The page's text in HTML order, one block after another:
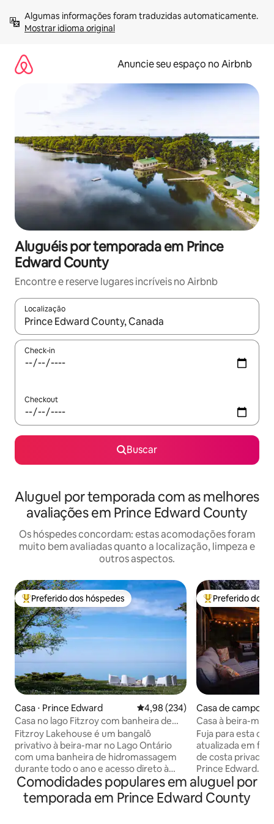
para
Mostrar idioma original
Anuncie seu espaço no Airbnb
Aluguéis por temporada em Prince
Edward County
Encontre e reserve lugares incríveis no Airbnb
Localização
Quando os resultados estiverem disponíveis, explore-os
Check-in
Checkout
Buscar
Aluguel por temporada com as melhores
avaliações em Prince Edward County
Os hóspedes concordam: estas acomodações foram
muito bem avaliadas quanto a localização, limpeza e
outros aspectos.
Entre os melhores preferidos dos hóspedes
Preferido dos hóspedes
Casa ⋅ Prince Edward 4,98 de uma avaliação média de
4,98 (234)
Casa no lago Fitzroy com banheira de
hidromassagem à beira-mar
Fitzroy Lakehouse é um bangalô
privativo à beira-mar no Lago Ontário
com uma banheira de hidromassagem
durante todo o ano e acesso direto à
água. Desfrute de vistas para o lago a
partir da área de estar principal e do
quarto principal, além de uma praia
Entre os
Preferido dos
Casa de campo ⋅
ard
Casa à beira-mar
c/SAUNA e
Fuja para esta
atualizada em
de costa privada
Prince Edward.
sauna com vista
de
livre. Este refúgio
Comodidades populares em aluguel por
temporada em Prince Edward County